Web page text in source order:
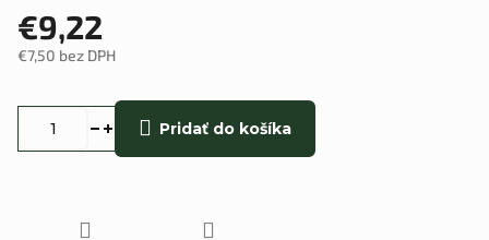
€9,22
€7,50 bez DPH
Pridať do košíka